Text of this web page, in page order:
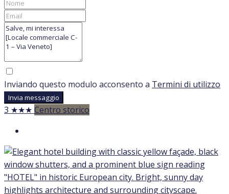
Inviando questo modulo acconsento a Termini di utilizzo
Invia messaggio
3 ★★★ Centro storico